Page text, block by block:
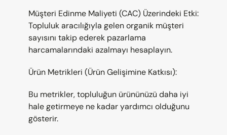
Müşteri Edinme Maliyeti (CAC) Üzerindeki Etki:
Topluluk aracılığıyla gelen organik müşteri
sayısını takip ederek pazarlama
harcamalarındaki azalmayı hesaplayın.
Ürün Metrikleri (Ürün Gelişimine Katkısı):
Bu metrikler, topluluğun ürününüzü daha iyi
hale getirmeye ne kadar yardımcı olduğunu
gösterir.